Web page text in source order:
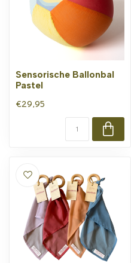
Sensorische Ballonbal
Pastel
€29,95